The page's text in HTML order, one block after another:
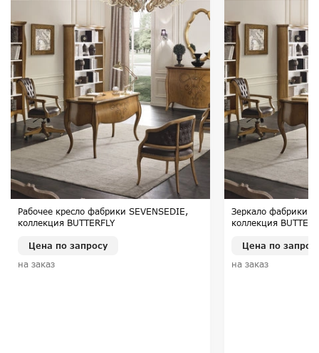
Рабочее кресло фабрики SEVENSEDIE,
коллекция BUTTERFLY
Цена по запросу
на заказ
Зеркало фабрики
коллекция
Цена по
на заказ